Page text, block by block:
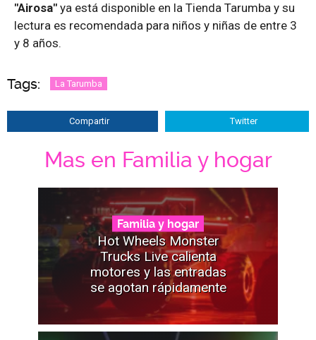
"Airosa" ya está disponible en la Tienda Tarumba y su
lectura es recomendada para niños y niñas de entre 3
y 8 años.
Tags: La Tarumba
Compartir Twitter
Mas en Familia y hogar
Familia y hogar
Hot Wheels Monster
Trucks Live calienta
motores y las entradas
se agotan rápidamente